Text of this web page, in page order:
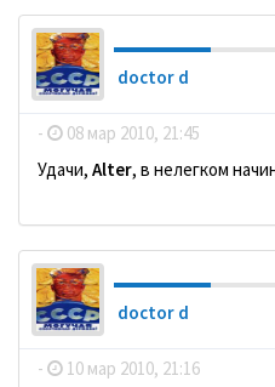
doctor d
- 08 мар 2010, 21:45
Удачи, Alter, в нелегком
doctor d
- 10 мар 2010, 21:16